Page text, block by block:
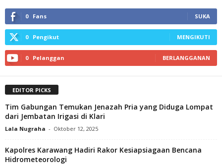
0 Fans SUKA
0 Pengikut MENGIKUTI
0 Pelanggan BERLANGGANAN
EDITOR PICKS
Tim Gabungan Temukan Jenazah Pria yang Diduga Lompat
dari Jembatan Irigasi di Klari‎
Lala Nugraha - Oktober 12, 2025
Kapolres Karawang Hadiri Rakor Kesiapsiagaan Bencana
Hidrometeorologi